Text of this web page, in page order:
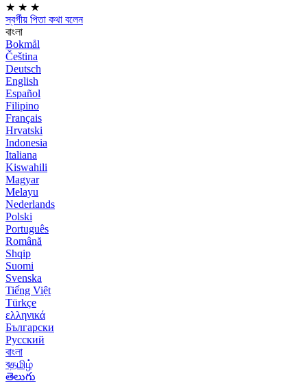
★ ★ ★
স্বর্গীয় পিতা কথা বলেন
বাংলা
Bokmål
Čeština
Deutsch
English
Español
Filipino
Français
Hrvatski
Indonesia
Italiana
Kiswahili
Magyar
Melayu
Nederlands
Polski
Português
Română
Shqip
Suomi
Svenska
Tiếng Việt
Türkçe
ελληνικά
Български
Русский
বাংলা
বதமிழ்
తెలుగు